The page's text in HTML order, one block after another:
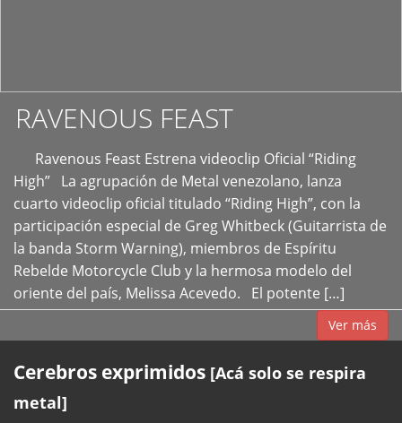
RAVENOUS FEAST
Ravenous Feast Estrena videoclip Oficial “Riding
High” La agrupación de Metal venezolano, lanza
cuarto videoclip oficial titulado “Riding High”, con la
participación especial de Greg Whitbeck (Guitarrista de
la banda Storm Warning), miembros de Espíritu
Rebelde Motorcycle Club y la hermosa modelo del
oriente del país, Melissa Acevedo. El potente […]
Ver más
Cerebros exprimidos [Acá solo se respira
metal]